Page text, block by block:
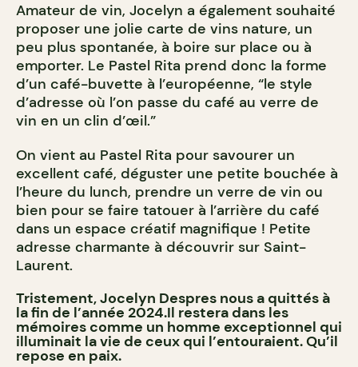
Amateur de vin, Jocelyn a également souhaité
proposer une jolie carte de vins nature, un
peu plus spontanée, à boire sur place ou à
emporter. Le Pastel Rita prend donc la forme
d’un café-buvette à l’européenne, “le style
d’adresse où l’on passe du café au verre de
vin en un clin d’œil.”
On vient au Pastel Rita pour savourer un
excellent café, déguster une petite bouchée à
l’heure du lunch, prendre un verre de vin ou
bien pour se faire tatouer à l’arrière du café
dans un espace créatif magnifique ! Petite
adresse charmante à découvrir sur Saint-
Laurent.
Tristement, Jocelyn Despres nous a quittés à
la fin de l’année 2024.Il restera dans les
mémoires comme un homme exceptionnel qui
illuminait la vie de ceux qui l’entouraient. Qu’il
repose en paix.